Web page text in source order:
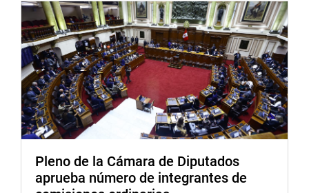
El autor del proyecto, Eduardo Castillo Rivas (FP),
presidente de la Comisión Agraria, indicó que su proyecto
atiende un problema social que se ha generado a través
del tiempo.
OFICINA DE COMUNICACIONES E IMAGEN
INSTITUCIONAL
Pleno de la Cámara de Diputados
aprueba número de integrantes de